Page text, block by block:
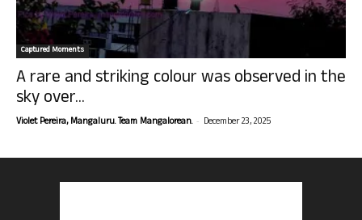
Captured Moments
A rare and striking colour was observed in the
sky over...
Violet Pereira, Mangaluru. Team Mangalorean. - December 23, 2025